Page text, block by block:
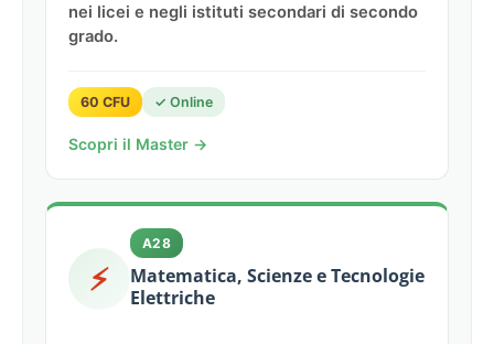
nei licei e negli istituti secondari di secondo
grado.
60 CFU ✓ Online
Scopri il Master →
⚡
A28
Matematica, Scienze e Tecnologie
Elettriche